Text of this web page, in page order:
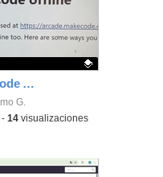
Instala MakeCode Arcade para trabajar offline en tu tablet, ordenador, Chromebook
G.
- 14visualizaciones